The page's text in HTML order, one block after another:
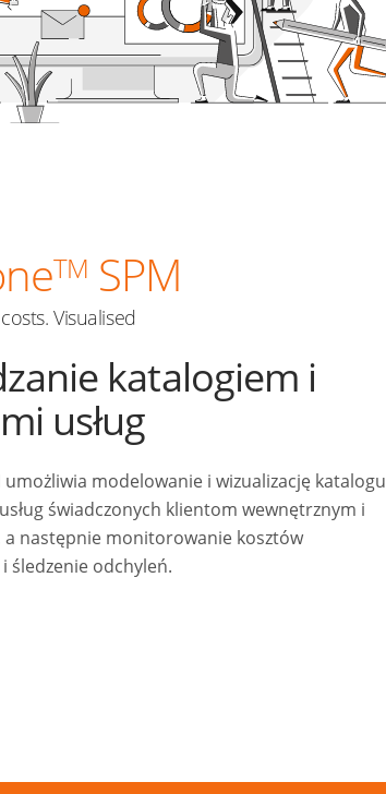
TM SPM
Visualised
katalogiem i
usług
umożliwia modelowanie i wizualizację katalogu
świadczonych klientom wewnętrznym i
a następnie monitorowanie kosztów
śledzenie odchyleń.